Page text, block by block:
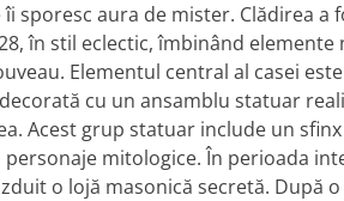
sporesc aura de mister. Clădirea a
în stil eclectic, îmbinând elemente
Elementul central al casei
cu un ansamblu statuar
Acest grup statuar include un
mitologice. În perioada
o lojă masonică secretă. După